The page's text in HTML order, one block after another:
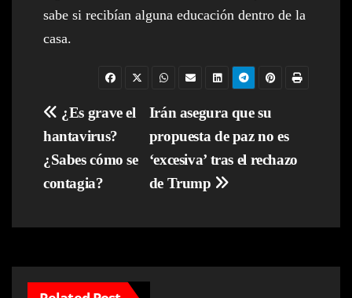
sabe si recibían alguna educación dentro de la
casa.
Navegación
de
entradas
Irán asegura que su
propuesta de paz no es
‘excesiva’ tras el rechazo
de Trump
¿Es grave el
hantavirus?
¿Sabes cómo se
contagia?